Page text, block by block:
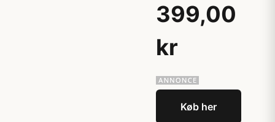
399,00
kr
Køb her